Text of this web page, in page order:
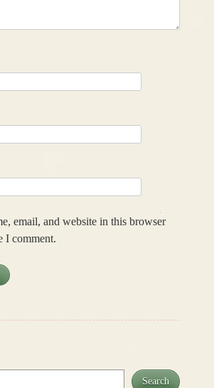
email, and website in this browser
I comment.
Search